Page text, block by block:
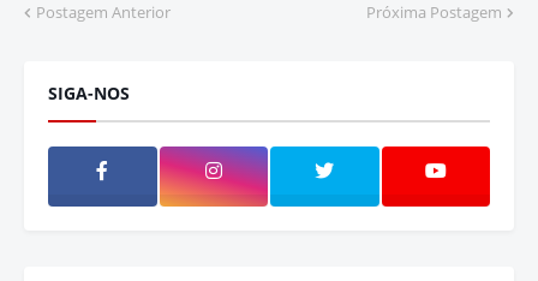
Postagem Anterior Próxima Postagem
SIGA-NOS